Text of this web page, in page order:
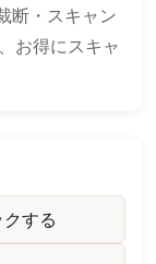
断・スキャン
お得にスキャ
する